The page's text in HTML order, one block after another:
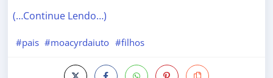
(…Continue Lendo…)
#pais #moacyrdaiuto #filhos